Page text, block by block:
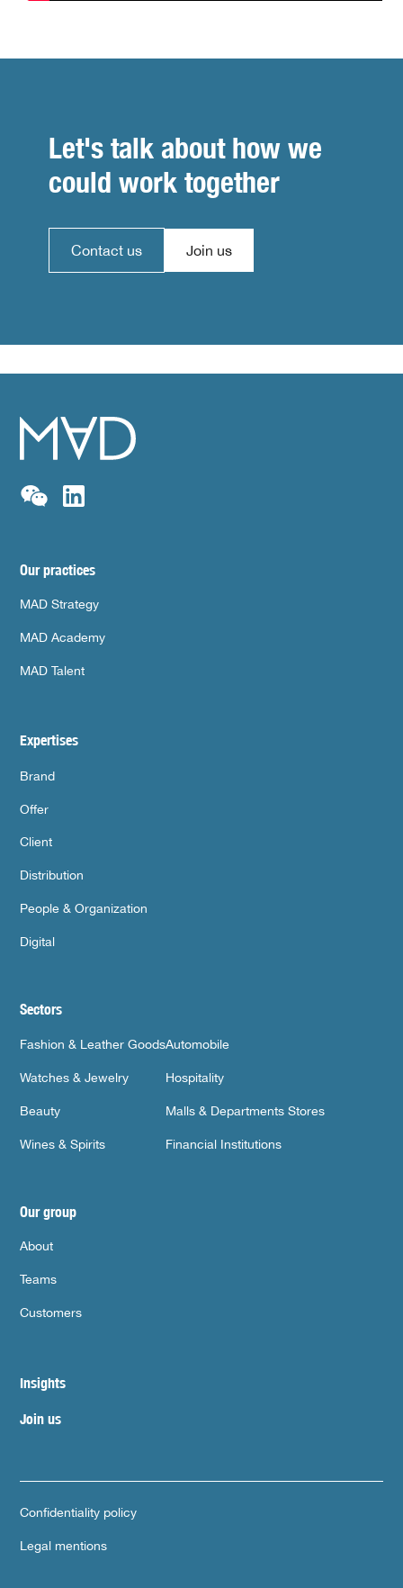
Let's talk about how we
could work together
Contact us Join us
Our practices
MAD Strategy
MAD Academy
MAD Talent
Expertises
Brand
Offer
Client
Distribution
People & Organization
Digital
Sectors
Fashion & Leather Goods
Watches & Jewelry
Beauty
Wines & Spirits
Automobile
Hospitality
Malls & Departments Stores
Financial Institutions
Our group
About
Teams
Customers
Insights
Join us
Confidentiality policy
Legal mentions